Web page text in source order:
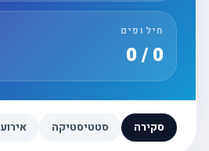
חילופים
סקירה סטטיסטיקה אירועים